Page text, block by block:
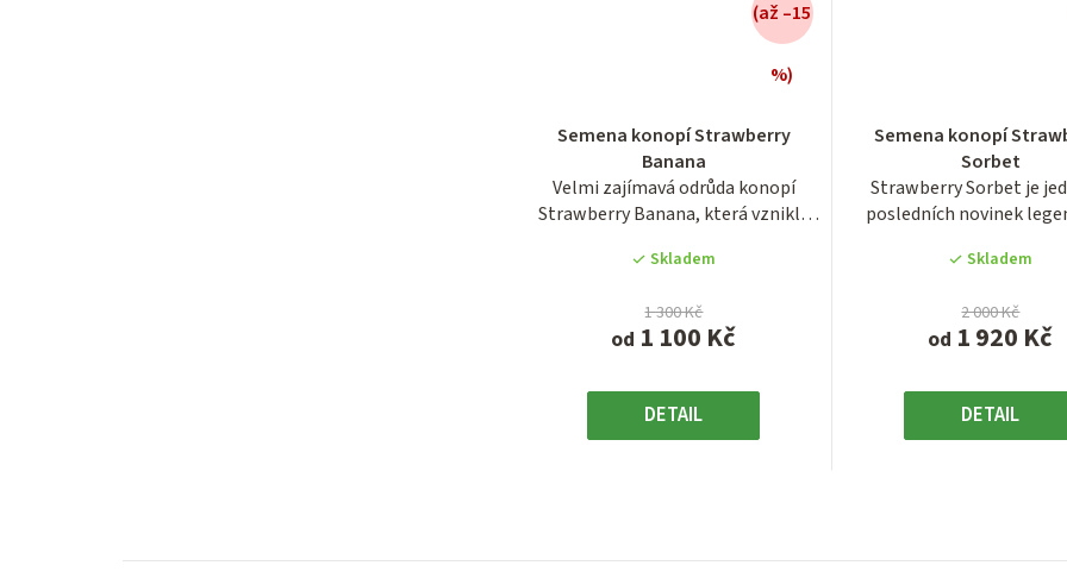
Semena konopí Strawberry
Banana
Velmi zajímavá odrůda konopí
Strawberry Banana, která vznikla
Skladem
od 1 100 Kč
1 300 Kč
(až –15
%)
DETAIL
produktu
je
3,2
z
hvězdiček.
Semena konopí
Sorbet
Strawberry Sorbet je
posledních novinek
Skladem
od 1 920 Kč
2 000 Kč
DETAIL
produktu
je
3,6
z
hvězdiček.